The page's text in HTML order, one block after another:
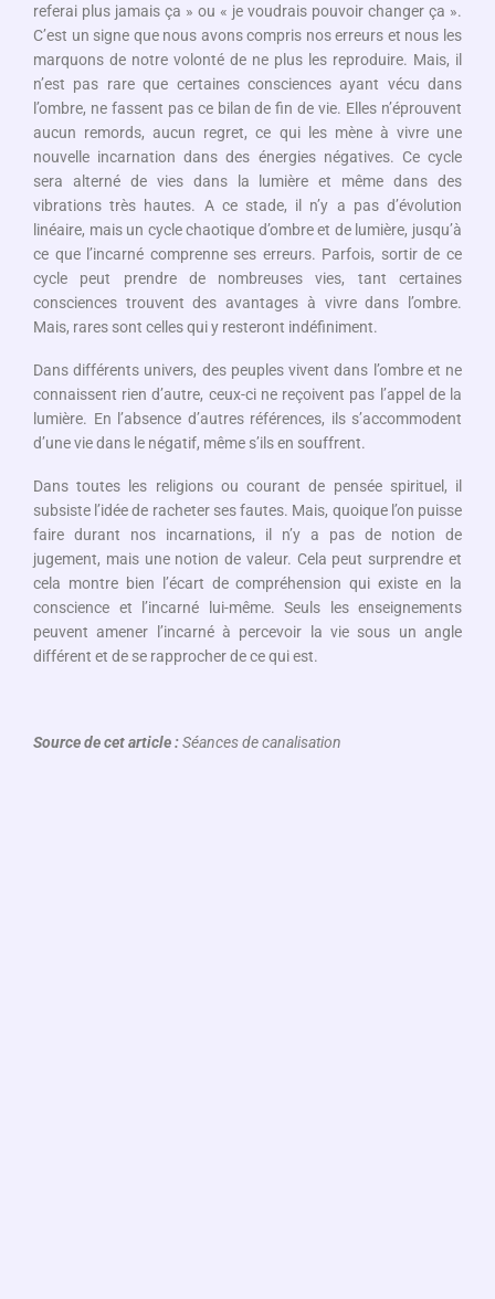
referai plus jamais ça » ou « je voudrais pouvoir changer ça ».
C’est un signe que nous avons compris nos erreurs et nous les
marquons de notre volonté de ne plus les reproduire. Mais, il
n’est pas rare que certaines consciences ayant vécu dans
l’ombre, ne fassent pas ce bilan de fin de vie. Elles n’éprouvent
aucun remords, aucun regret, ce qui les mène à vivre une
nouvelle incarnation dans des énergies négatives. Ce cycle
sera alterné de vies dans la lumière et même dans des
vibrations très hautes. A ce stade, il n’y a pas d’évolution
linéaire, mais un cycle chaotique d’ombre et de lumière, jusqu’à
ce que l’incarné comprenne ses erreurs. Parfois, sortir de ce
cycle peut prendre de nombreuses vies, tant certaines
consciences trouvent des avantages à vivre dans l’ombre.
Mais, rares sont celles qui y resteront indéfiniment.
Dans différents univers, des peuples vivent dans l’ombre et ne
connaissent rien d’autre, ceux-ci ne reçoivent pas l’appel de la
lumière. En l’absence d’autres références, ils s’accommodent
d’une vie dans le négatif, même s’ils en souffrent.
Dans toutes les religions ou courant de pensée spirituel, il
subsiste l’idée de racheter ses fautes. Mais, quoique l’on puisse
faire durant nos incarnations, il n’y a pas de notion de
jugement, mais une notion de valeur. Cela peut surprendre et
cela montre bien l’écart de compréhension qui existe en la
conscience et l’incarné lui-même. Seuls les enseignements
peuvent amener l’incarné à percevoir la vie sous un angle
différent et de se rapprocher de ce qui est.
Source de cet article :Séances de canalisation